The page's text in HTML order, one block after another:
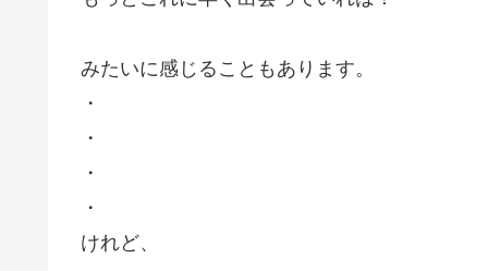
みたいに感じることもあります。
・
・
・
・
けれど、